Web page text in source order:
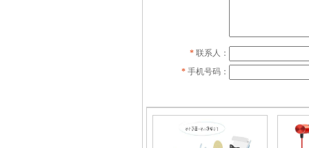
* 联系人：
* 手机号码：